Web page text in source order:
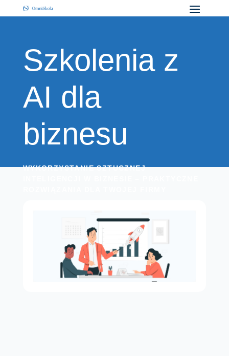
Szkolenia z
AI dla
biznesu
WYKORZYSTANIE SZTUCZNEJ